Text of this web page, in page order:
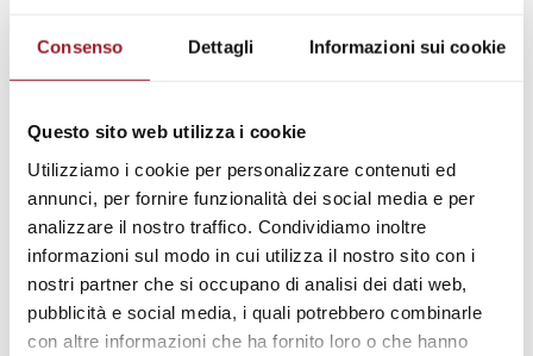
Consenso Dettagli Informazioni sui cookie
Questo sito web utilizza i cookie
Utilizziamo i cookie per personalizzare contenuti ed
annunci, per fornire funzionalità dei social media e per
analizzare il nostro traffico. Condividiamo inoltre
informazioni sul modo in cui utilizza il nostro sito con i
nostri partner che si occupano di analisi dei dati web,
pubblicità e social media, i quali potrebbero combinarle
con altre informazioni che ha fornito loro o che hanno
Section for possible assembly of
mechanicalmarking or ink jet or laser printer.
of the primary section of the production, specifically
designed for keeping product integrity and run
synchronized to the press.
Production speed: approx. 500 to 800
cubes/tablets/min. Paper centering system can be
equipped on Daky Pack’sWM – Wrappers